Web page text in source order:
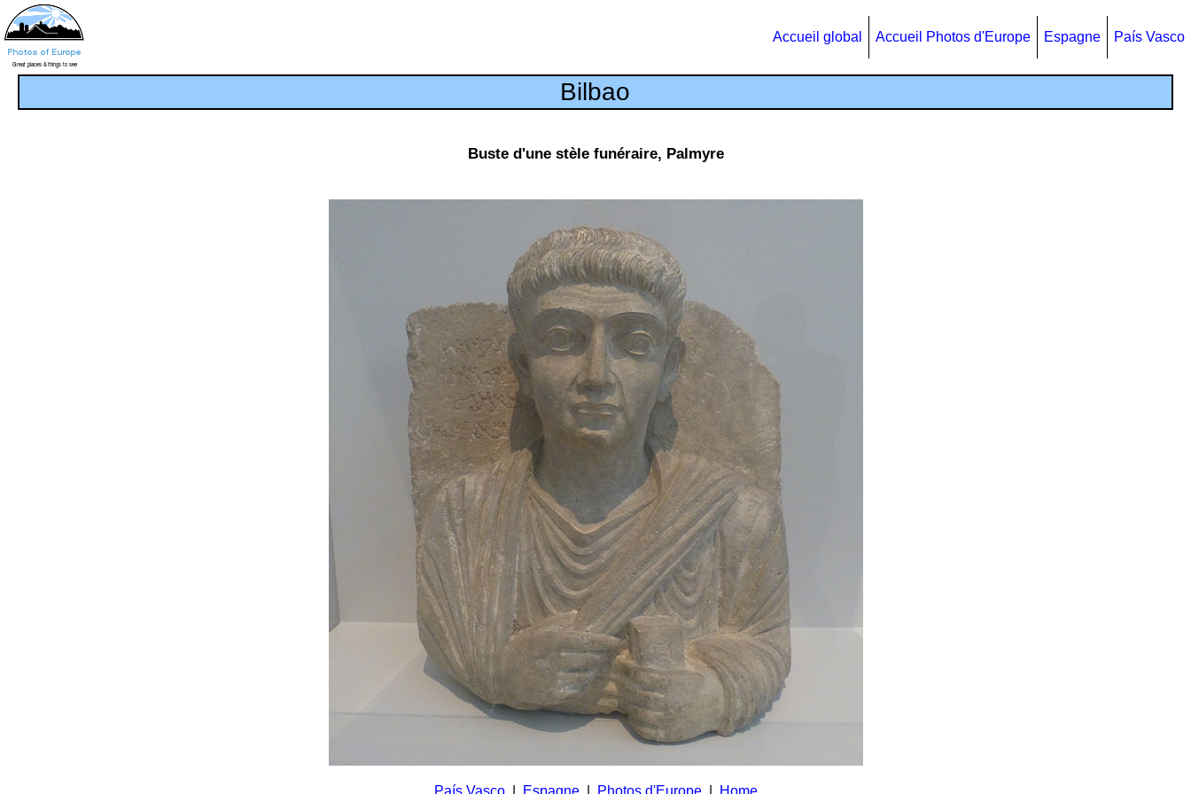
Accueil global Accueil Photos d'Europe Espagne País Vasco
Bilbao
Buste d'une stèle funéraire, Palmyre
País Vasco| Espagne| Photos d'Europe| Home